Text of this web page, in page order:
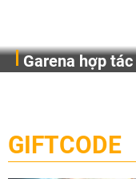
Garena hợp
cầu, theo giấy
Pocketpair, Inc.
GIFTCODE